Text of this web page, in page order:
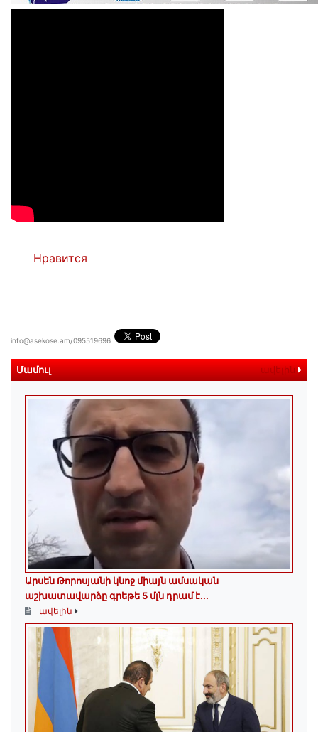
Нравится
info@asekose.am/095519696
Մամուլ ավելին
Արսեն Թորոսյանի կնոջ միայն ամսական
աշխատավարձը գրեթե 5 մլն դրամ է․․․
ավելին